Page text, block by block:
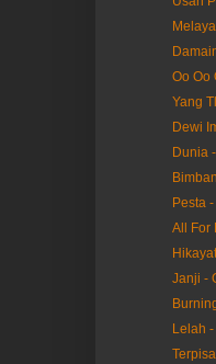
Oo Oo
Yang
Dewi
Dunia
Pesta
All For
Janji -
Lelah